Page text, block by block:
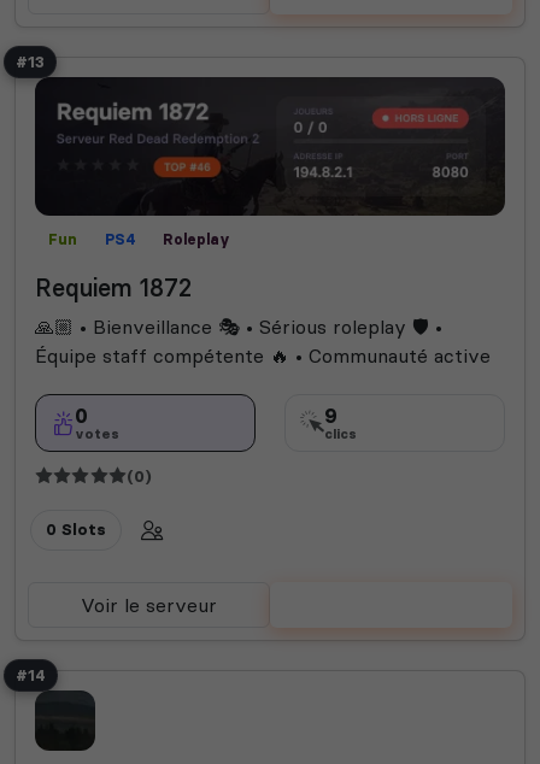
#13
Fun PS4 Roleplay
Requiem 1872
🙏🏼 • Bienveillance 🎭 • Sérious roleplay 🛡️ •
Équipe staff compétente 🔥 • Communauté active
0
votes
9
clics
(0)
0 Slots
Voir le serveur
#14